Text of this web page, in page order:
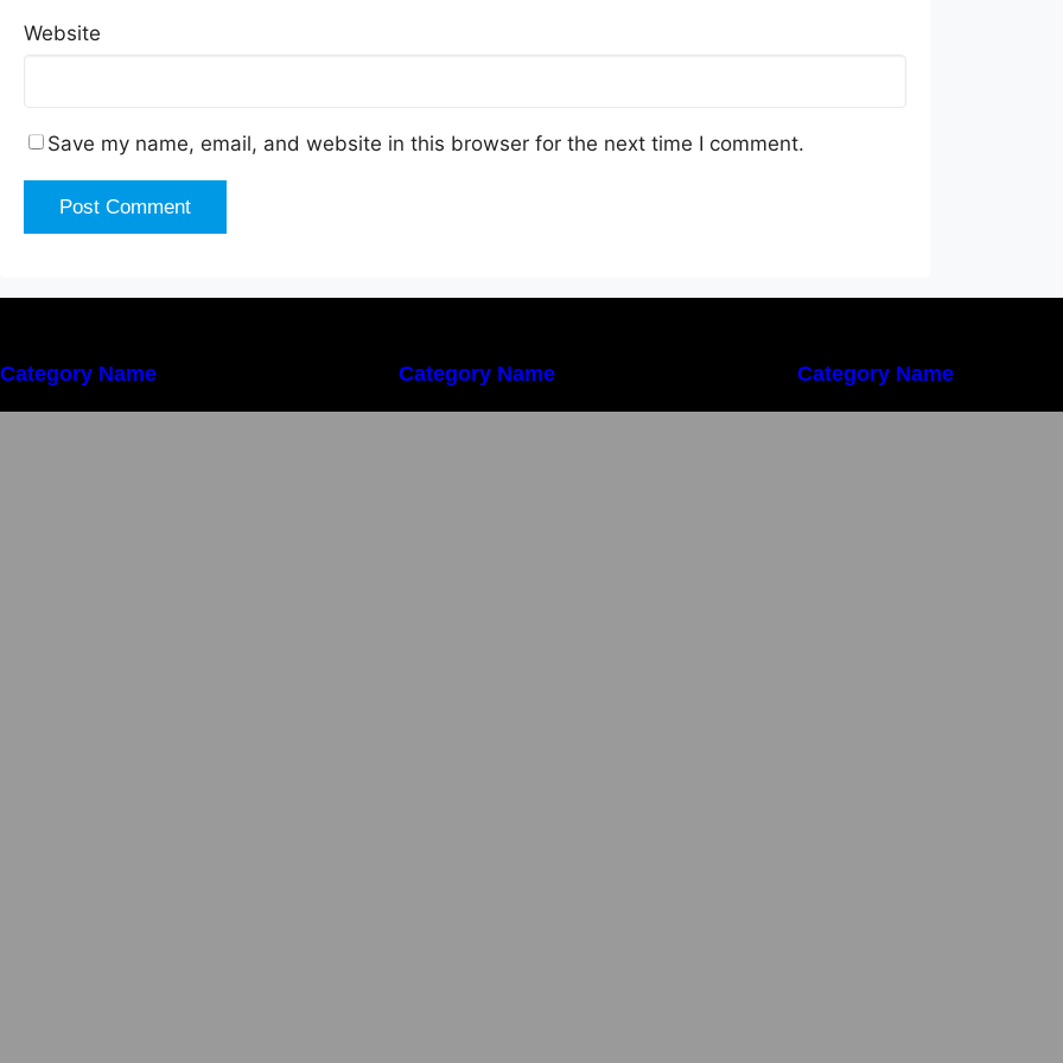
Website
Save my name, email, and website in this browser for the next time I comment.
Category Name Category Name Category Name